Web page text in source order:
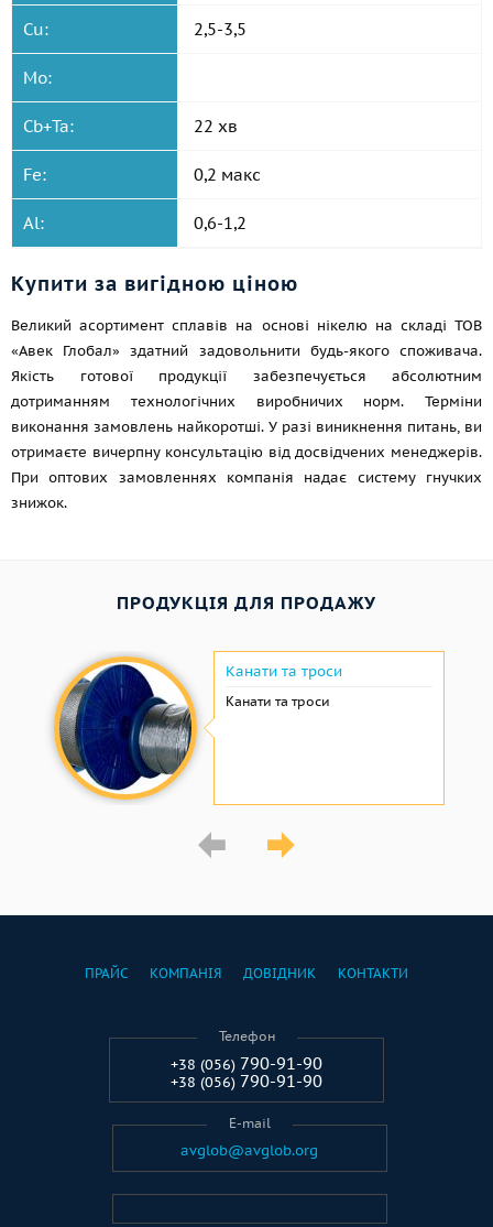
Cu: 2,5-3,5
Mo:
Cb+Ta: 22 хв
Fe: 0,2 макс
Al: 0,6-1,2
Купити за вигідною ціною
Великий асортимент сплавів на основі нікелю на складі ТОВ
«Авек Глобал» здатний задовольнити будь-якого споживача.
Якість готової продукції забезпечується абсолютним
дотриманням технологічних виробничих норм. Терміни
виконання замовлень найкоротші. У разі виникнення питань, ви
отримаєте вичерпну консультацію від досвідчених менеджерів.
При оптових замовленнях компанія надає систему гнучких
знижок.
ПРОДУКЦІЯ ДЛЯ ПРОДАЖУ
Канати та троси
Канати та троси
ПРАЙС КОМПАНІЯ ДОВІДНИК КОНТАКТИ
Телефон
+38 (056) 790-91-90
+38 (056) 790-91-90
E-mail
avglob@avglob.org